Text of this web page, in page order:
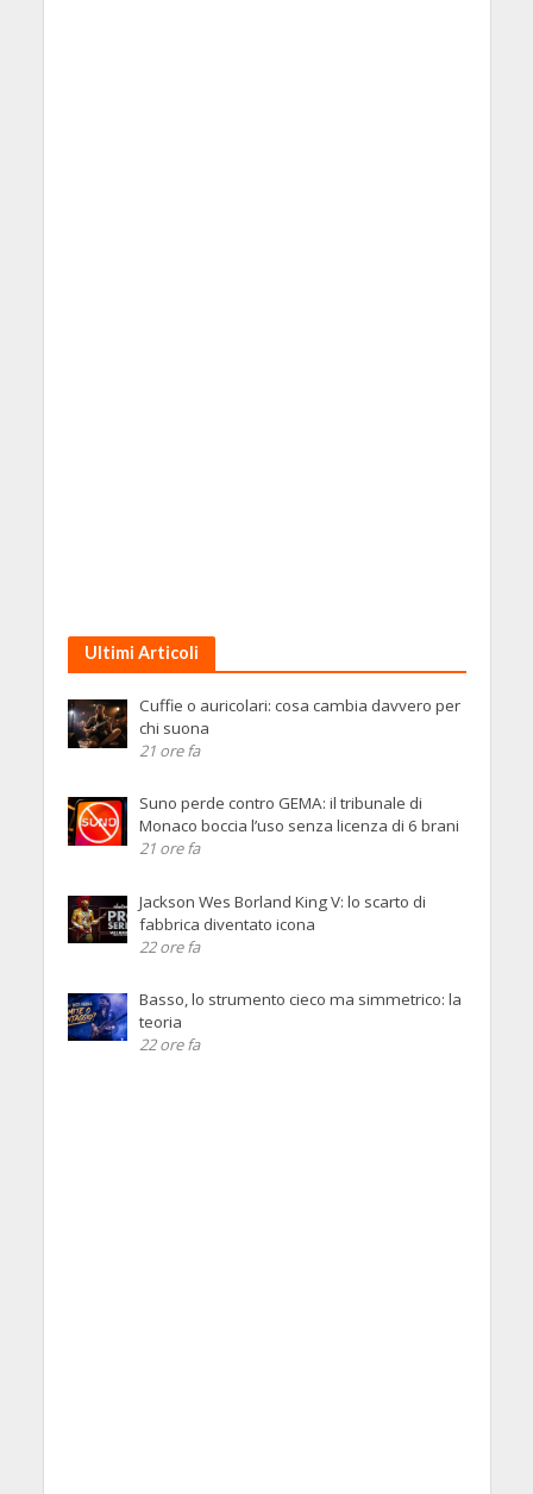
Ultimi Articoli
Cuffie o auricolari: cosa cambia davvero per
chi suona
21 ore fa
Suno perde contro GEMA: il tribunale di
Monaco boccia l’uso senza licenza di 6 brani
21 ore fa
Jackson Wes Borland King V: lo scarto di
fabbrica diventato icona
22 ore fa
Basso, lo strumento cieco ma simmetrico: la
teoria
22 ore fa